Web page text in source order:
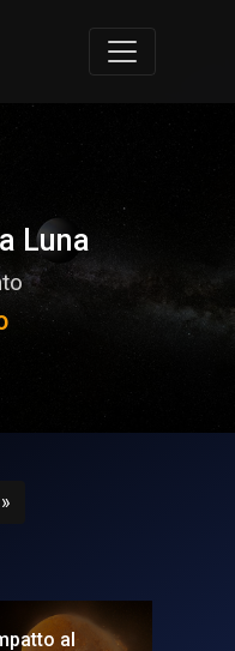
Luna
»Successivo
al